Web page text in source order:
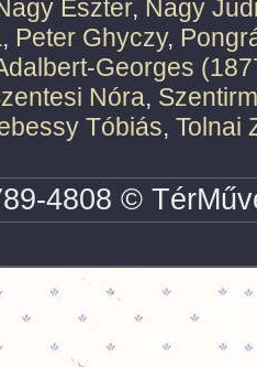
Eszter, Nagy
, Peter Ghyczy,
Georges
Nóra,
Tóbiás, Tolnai
4808 ©